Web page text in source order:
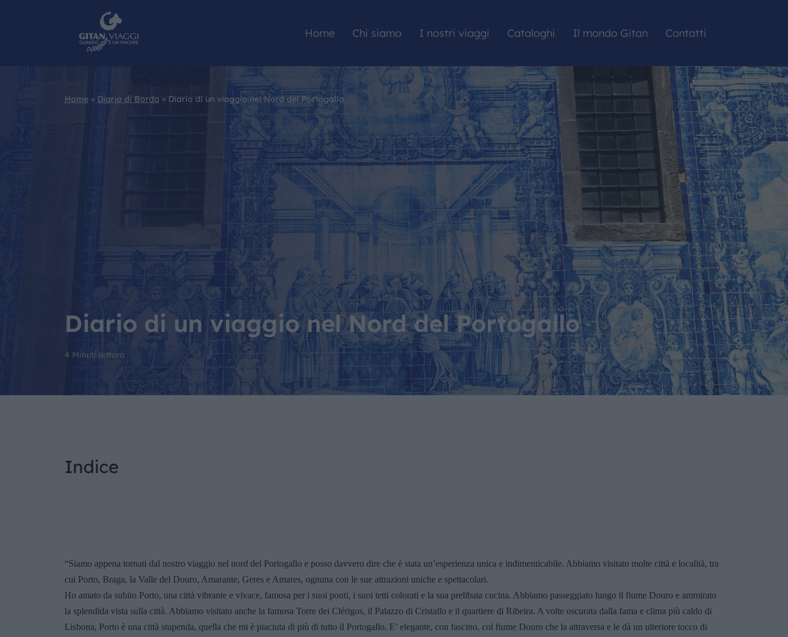
Home Chi siamo I nostri viaggi Cataloghi Il mondo Gitan Contatti
HOME
CHI SIAMO
I NOSTRI VIAGGI
CATALOGHI
CONTATTI
Home » Diario di Bordo »Diario di un viaggio nel Nord del Portogallo
Diario di un viaggio nel Nord del Portogallo
4 Minuti lettura
Indice
“Siamo appena tornati dal nostro viaggio nel nord del Portogallo e posso davvero dire che è stata un’esperienza unica e indimenticabile. Abbiamo visitato molte città e località, tra
cui Porto, Braga, la Valle del Douro, Amarante, Geres e Amares, ognuna con le sue attrazioni uniche e spettacolari.
Ho amato da subito Porto, una città vibrante e vivace, famosa per i suoi ponti, i suoi tetti colorati e la sua prelibata cucina. Abbiamo passeggiato lungo il fiume Douro e ammirato
la splendida vista sulla città. Abbiamo visitato anche la famosa Torre dei Clérigos, il Palazzo di Cristallo e il quartiere di Ribeira. A volte oscurata dalla fama e clima più caldo di
Lisbona, Porto è una città stupenda, quella che mi è piaciuta di più di tutto il Portogallo. E’ elegante, con fascino, col fiume Douro che la attraversa e le dà un ulteriore tocco di